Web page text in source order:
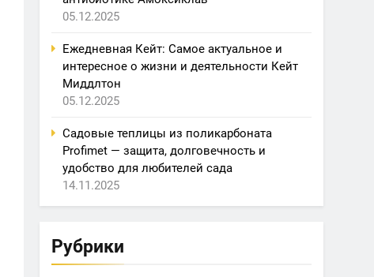
05.12.2025
Ежедневная Кейт: Самое актуальное и
интересное о жизни и деятельности Кейт
Миддлтон
05.12.2025
Садовые теплицы из поликарбоната
Profimet — защита, долговечность и
удобство для любителей сада
14.11.2025
Рубрики